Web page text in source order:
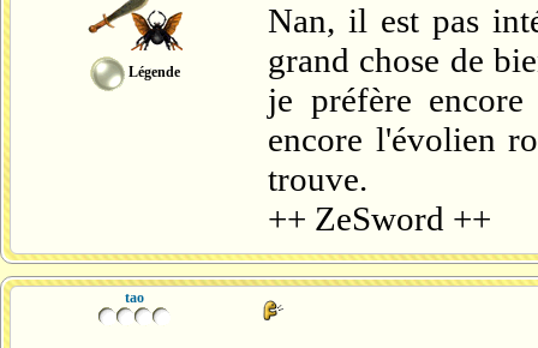
Légende
Nan, il est pas
grand chose de
je préfère
encore l'évolien
trouve.
++ ZeSword ++
tao